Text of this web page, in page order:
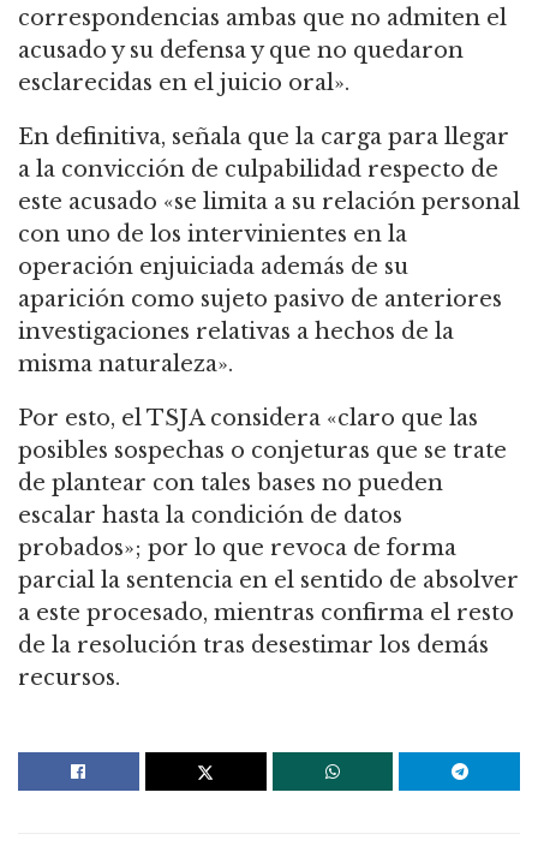
correspondencias ambas que no admiten el
acusado y su defensa y que no quedaron
esclarecidas en el juicio oral».
En definitiva, señala que la carga para llegar
a la convicción de culpabilidad respecto de
este acusado «se limita a su relación personal
con uno de los intervinientes en la
operación enjuiciada además de su
aparición como sujeto pasivo de anteriores
investigaciones relativas a hechos de la
misma naturaleza».
Por esto, el TSJA considera «claro que las
posibles sospechas o conjeturas que se trate
de plantear con tales bases no pueden
escalar hasta la condición de datos
probados»; por lo que revoca de forma
parcial la sentencia en el sentido de absolver
a este procesado, mientras confirma el resto
de la resolución tras desestimar los demás
recursos.